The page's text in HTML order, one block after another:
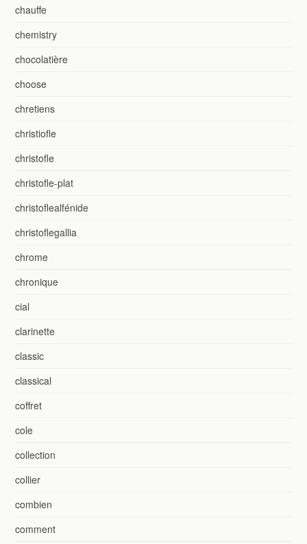
chauffe
chemistry
chocolatière
choose
chretiens
christiofle
christofle
christofle-plat
christoflealfénide
christoflegallia
chrome
chronique
cial
clarinette
classic
classical
coffret
cole
collection
collier
combien
comment